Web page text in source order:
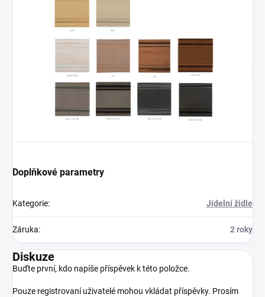
Doplňkové parametry
Kategorie: Jídelní židle
Záruka: 2 roky
Diskuze
Buďte první, kdo napíše příspěvek k této položce.
Pouze registrovaní uživatelé mohou vkládat příspěvky. Prosím